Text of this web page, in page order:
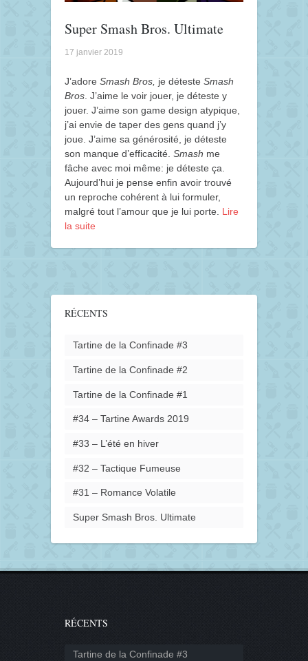
Super Smash Bros. Ultimate
17 janvier 2019
J’adore Smash Bros je déteste Smash
Bros . J’aime le voir jouer, je déteste y
jouer. J’aime son game design atypique,
j’ai envie de taper des gens quand j’y
joue. J’aime sa générosité, je déteste
son manque d’efficacité. Smash me
fâche avec moi même: je déteste ça.
Aujourd’hui je pense enfin avoir trouvé
un reproche cohérent à lui formuler,
malgré tout l’amour que je lui porte. Lire
la suite
RÉCENTS
Tartine de la Confinade #3
Tartine de la Confinade #2
Tartine de la Confinade #1
#34 – Tartine Awards 2019
#33 – L’été en hiver
#32 – Tactique Fumeuse
#31 – Romance Volatile
Super Smash Bros. Ultimate
RÉCENTS
Tartine de la Confinade #3